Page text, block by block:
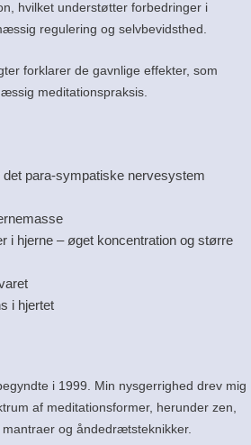
hvilket understøtter forbedringer i
regulering og selvbevidsthed.
forklarer de gavnlige effekter, som
meditationspraksis.
det para-sympatiske nervesystem
i hjerne – øget koncentration og større
i hjertet
i 1999. Min nysgerrighed drev mig
af meditationsformer, herunder zen,
og åndedrætsteknikker.